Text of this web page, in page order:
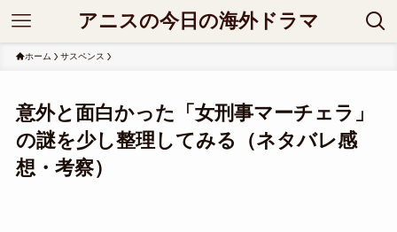
アニスの今日の海外ドラマ
ホーム サスペンス
意外と面白かった「女刑事マーチェラ」
の謎を少し整理してみる（ネタバレ感
想・考察）